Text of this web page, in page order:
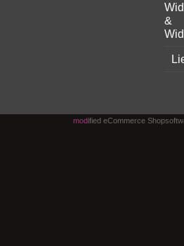
&
modified eCommerce